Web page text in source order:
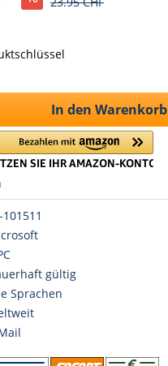
In den Warenkorb
101511
gültig
Sprachen